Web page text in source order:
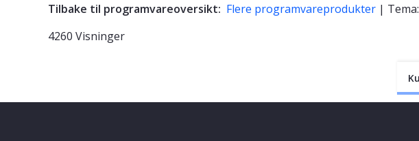
Tilbake til programvareoversikt: Flere programvareprodukter | Tema:
4260 Visninger